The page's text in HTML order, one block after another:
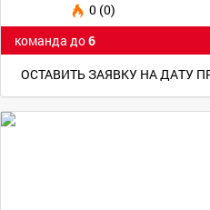
0 (0)
команда до6
ОСТАВИТЬ ЗАЯВКУ НА ДАТУ